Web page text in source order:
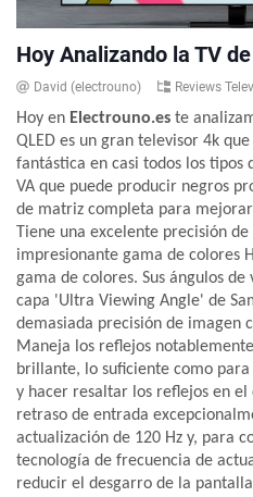
Hoy Analizando la TV
David (electrouno) Reviews
Hoy en Electrouno.es te
QLED es un gran televisor 4k
fantástica en casi todos los tipos
VA que puede producir negros
de matriz completa para
Tiene una excelente precisión
impresionante gama de colores
gama de colores. Sus ángulos
capa 'Ultra Viewing Angle' de
demasiada precisión de imagen
Maneja los reflejos
brillante, lo suficiente como
y hacer resaltar los reflejos en el
retraso de entrada
actualización de 120 Hz y, para
tecnología de frecuencia de
reducir el desgarro de la